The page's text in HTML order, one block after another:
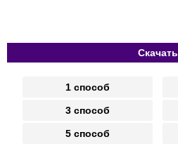
Скачать
1 способ
3 способ
5 способ